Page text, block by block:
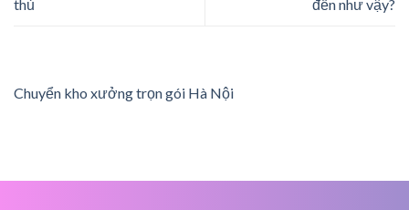
thủ
đến như vậy?
Chuyển kho xưởng trọn gói Hà Nội